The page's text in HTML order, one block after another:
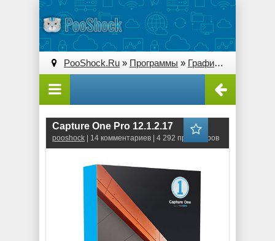
PooShock.Ru » Программы » Графические редакторы (2D)
Capture One Pro 12.1.2.17
pooshock | 14 комментариев | 4 292 просмотров